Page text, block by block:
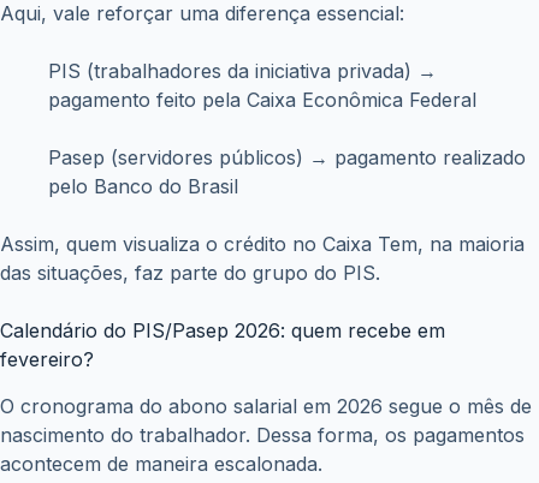
Aqui, vale reforçar uma diferença essencial:
PIS (trabalhadores da iniciativa privada) →
pagamento feito pela Caixa Econômica Federal
Pasep (servidores públicos) → pagamento realizado
pelo Banco do Brasil
Assim, quem visualiza o crédito no Caixa Tem, na maioria
das situações, faz parte do grupo do PIS.
Calendário do PIS/Pasep 2026: quem recebe em
fevereiro?
O cronograma do abono salarial em 2026 segue o mês de
nascimento do trabalhador. Dessa forma, os pagamentos
acontecem de maneira escalonada.